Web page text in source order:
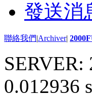
發送消
聯絡我們|Archiver|
0.012936